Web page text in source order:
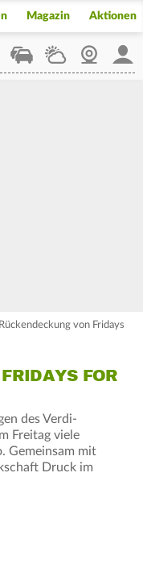
Magazin Aktionen
StaupilotWetterWebcam
von Fridays
FOR
des Verdi-
Freitag viele
Gemeinsam mit
Druck im